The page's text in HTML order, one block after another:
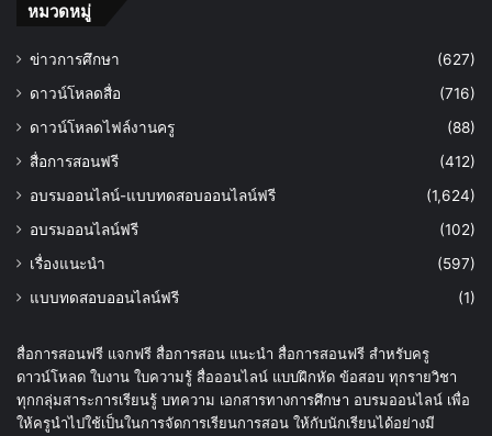
หมวดหมู่
ข่าวการศึกษา
(627)
ดาวน์โหลดสื่อ
(716)
ดาวน์โหลดไฟล์งานครู
(88)
สื่อการสอนฟรี
(412)
อบรมออนไลน์-แบบทดสอบออนไลน์ฟรี
(1,624)
อบรมออนไลน์ฟรี
(102)
เรื่องแนะนำ
(597)
แบบทดสอบออนไลน์ฟรี
(1)
สื่อการสอนฟรี แจกฟรี สื่อการสอน แนะนำ สื่อการสอนฟรี สำหรับครู
ดาวน์โหลด ใบงาน ใบความรู้ สื่อออนไลน์ แบบฝึกหัด ข้อสอบ ทุกรายวิชา
ทุกกลุ่มสาระการเรียนรู้ บทความ เอกสารทางการศึกษา อบรมออนไลน์ เพื่อ
ให้ครูนำไปใช้เป็นในการจัดการเรียนการสอน ให้กับนักเรียนได้อย่างมี